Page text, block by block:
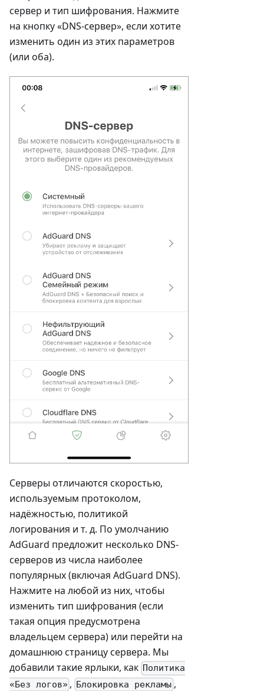
сервер и тип шифрования. Нажмите
на кнопку «DNS-сервер», если хотите
изменить один из этих параметров
(или оба).
Серверы отличаются скоростью,
используемым протоколом,
надёжностью, политикой
логирования и т. д. По умолчанию
AdGuard предложит несколько DNS-
серверов из числа наиболее
популярных (включая AdGuard DNS).
Нажмите на любой из них, чтобы
изменить тип шифрования (если
такая опция предусмотрена
владельцем сервера) или перейти на
домашнюю страницу сервера. Мы
добавили такие ярлыки, как Политика
«Без логов» , Блокировка рекламы,